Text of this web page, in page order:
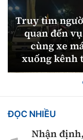
Truy tìm
quan đến
cùng xe
xuống kênh
ĐỌC NHIỀU
Nhận